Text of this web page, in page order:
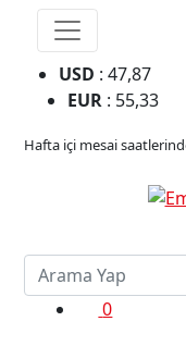
USD : 47,87
EUR : 55,33
Hafta içi mesai
0